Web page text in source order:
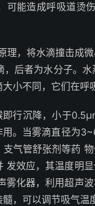
可能造成呼吸道烫
理，将水滴撞击成
后者为水分子。
小不同，它们在呼
行沉降，小于
。当雾滴直径为
气管舒张剂等药
发效应，其温度明
雾化器，利用超声
，可以调节吸气温